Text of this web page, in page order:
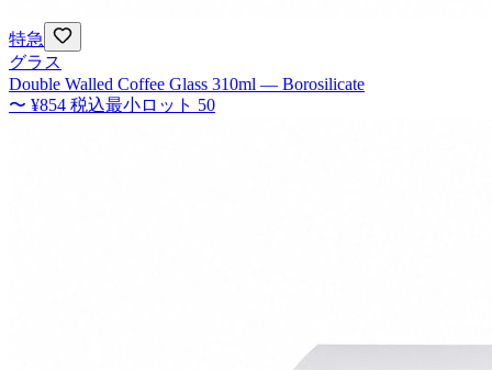
特急
グラス
Double Walled Coffee Glass 310ml — Borosilicate
〜 ¥854 税込最小ロット 50